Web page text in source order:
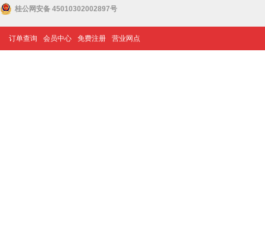
桂公网安备 45010302002897号
订单查询 会员中心 免费注册 营业网点